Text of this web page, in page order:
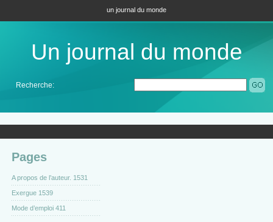
un journal du monde
Un journal du monde
Recherche:
Pages
A propos de l’auteur. 1531
Exergue 1539
Mode d’emploi 411